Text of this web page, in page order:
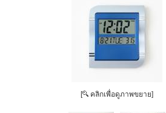
[ คลิกเพื่อดูภาพขยาย]